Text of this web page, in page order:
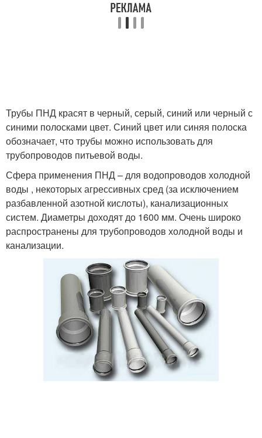
Трубы ПНД красят в черный, серый, синий или черный с
синими полосками цвет. Синий цвет или синяя полоска
обозначает, что трубы можно использовать для
трубопроводов питьевой воды.
Сфера применения ПНД – для водопроводов холодной
воды , некоторых агрессивных сред (за исключением
разбавленной азотной кислоты), канализационных
систем. Диаметры доходят до 1600 мм. Очень широко
распространены для трубопроводов холодной воды и
канализации.